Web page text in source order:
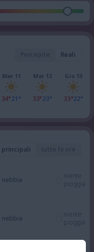
Reali
Mar 11
34°21°
Mer 12
33°23°
Gio 13
33°22°
principali
nebbia
niente
pioggia
nebbia
niente
pioggia